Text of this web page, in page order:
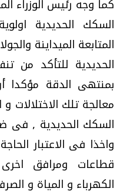
كما وجه رئيس الوزراء
السكك الحديدية
المتابعة الميداينة
الحديدية للتأكد من
بمنتهى الدقة مؤكدا
معالجة تلك الاختلالات
السكك الحديدية , فى
واخذا فى الاعتبار
قطاعات ومرافق
الكهرباء و المياة و